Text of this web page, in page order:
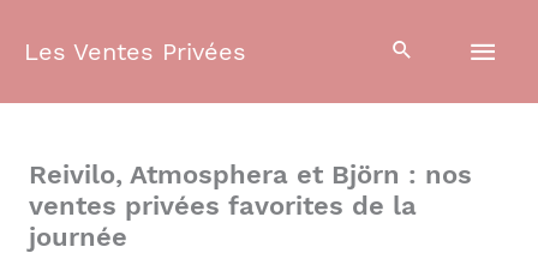
Les Ventes Privées
Reivilo, Atmosphera et Björn : nos
ventes privées favorites de la
journée